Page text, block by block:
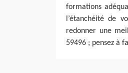
formations
l’étanchéité de
redonner une
59496 ; pensez à